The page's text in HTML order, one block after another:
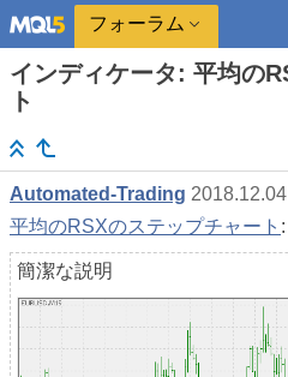
フォーラム
インディケータ: 平均の
ト
Automated-Trading
平均のRSXのステップチャート :
簡潔な説明